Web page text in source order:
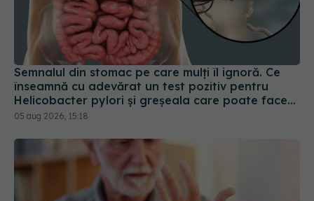
Semnalul din stomac pe care mulți îl ignoră. Ce
înseamnă cu adevărat un test pozitiv pentru
Helicobacter pylori și greșeala care poate face
tratamentul mult mai dificil
05 aug 2026, 15:18